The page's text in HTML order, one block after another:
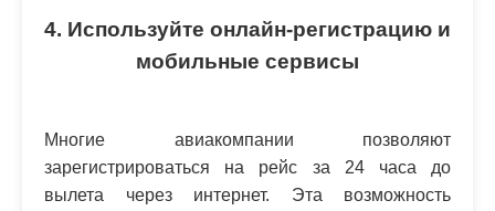
4. Используйте онлайн-регистрацию и
мобильные сервисы
Многие авиакомпании позволяют
зарегистрироваться на рейс за 24 часа до
вылета через интернет. Эта возможность